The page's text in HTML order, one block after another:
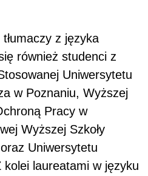
z języka
również studenci z
Uniwersytetu
w Poznaniu, Wyższej
Pracy w
Wyższej Szkoły
Uniwersytetu
kolei laureatami w języku